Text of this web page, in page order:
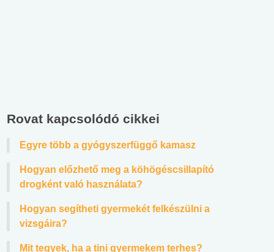
Rovat kapcsolódó cikkei
Egyre több a gyógyszerfüggő kamasz
Hogyan előzhető meg a köhögéscsillapító
drogként való használata?
Hogyan segítheti gyermekét felkészülni a
vizsgáira?
Mit tegyek, ha a tini gyermekem terhes?